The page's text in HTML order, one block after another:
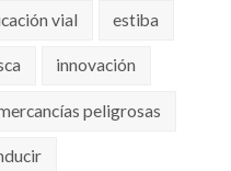
vial estiba
innovación
peligrosas